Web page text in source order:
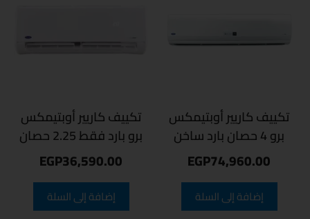
تكييف كاريير أوبتيمكس
برو 4 حصان بارد ساخن
EGP74,960.00
إضافة إلى السلة
تكييف كاريير أوبتيمكس
برو بارد فقط 2.25 حصان
EGP36,590.00
إضافة إلى السلة